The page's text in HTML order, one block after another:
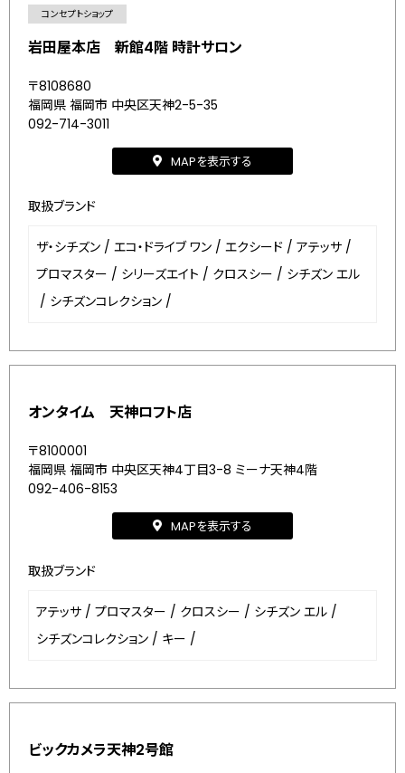
コンセプトショップ
岩田屋本店 新館4階 時計サロン
〒8108680
福岡県 福岡市 中央区天神2-5-35
092-714-3011
MAPを表示する
取扱ブランド
ザ・シチズン / エコ・ドライブ ワン / エクシード / アテッサ /
プロマスター / シリーズエイト / クロスシー / シチズン エル
/ シチズンコレクション /
オンタイム 天神ロフト店
〒8100001
福岡県 福岡市 中央区天神4丁目3-8 ミーナ天神4階
092-406-8153
MAPを表示する
取扱ブランド
アテッサ / プロマスター / クロスシー / シチズン エル /
シチズンコレクション / キー /
ビックカメラ天神2号館